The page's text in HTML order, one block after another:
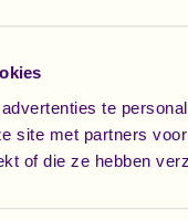
te
site met partners
of die ze hebben